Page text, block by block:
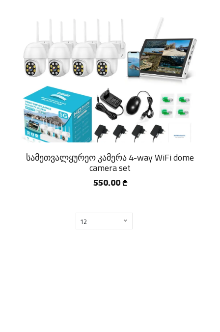
სამეთვალყურეო კამერა 4-way WiFi dome
camera set
550.00 ₾
12